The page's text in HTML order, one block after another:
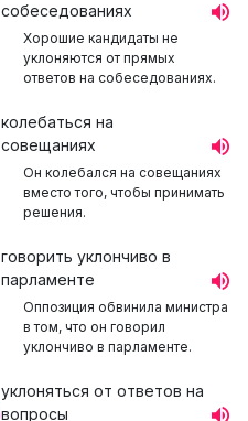
собеседованиях
Хорошие кандидаты не
уклоняются от прямых
ответов на собеседованиях.
колебаться на
совещаниях
Он колебался на совещаниях
вместо того, чтобы принимать
решения.
говорить уклончиво в
парламенте
Оппозиция обвинила министра
в том, что он говорил
уклончиво в парламенте.
уклоняться от ответов на
вопросы